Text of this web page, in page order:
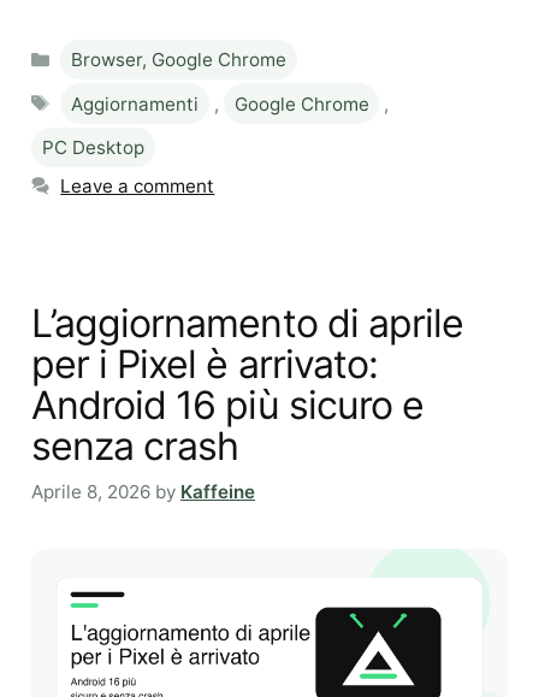
Categories
Browser, Google Chrome
Tags
Aggiornamenti , Google Chrome
,
PC Desktop
Leave a comment
L’aggiornamento di aprile
per i Pixel è arrivato:
Android 16 più sicuro e
senza crash
Aprile 8, 2026 by Kaffeine